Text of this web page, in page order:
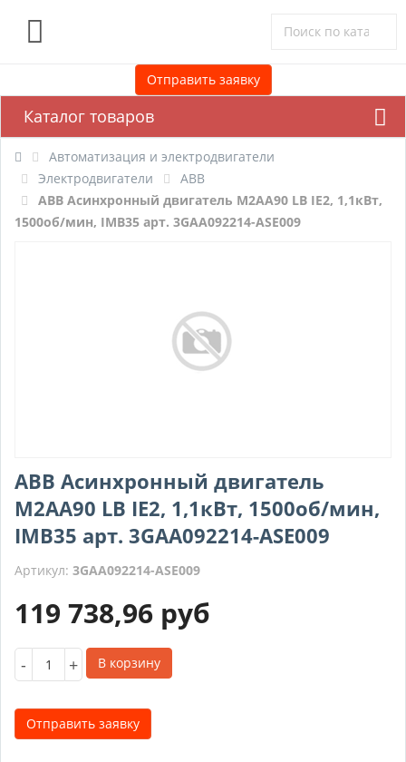
Отправить заявку
Каталог товаров
Автоматизация и электродвигатели
Электродвигатели
ABB
ABB Асинхронный двигатель M2AA90 LB IE2, 1,1кВт,
1500об/мин, IMB35 арт. 3GAA092214-ASE009
ABB Асинхронный двигатель
M2AA90 LB IE2, 1,1кВт, 1500об/мин,
IMB35 арт. 3GAA092214-ASE009
Артикул: 3GAA092214-ASE009
119 738,96 руб
- + В корзину
Отправить заявку